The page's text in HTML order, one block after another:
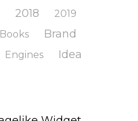
2018 2019
Books Brand
Engines Idea